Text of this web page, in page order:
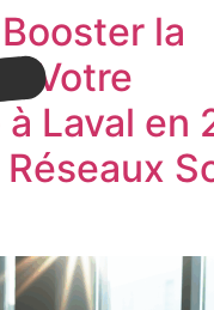
la
Votre
Laval en